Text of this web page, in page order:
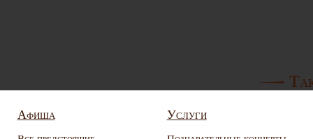
Афиша Услуги